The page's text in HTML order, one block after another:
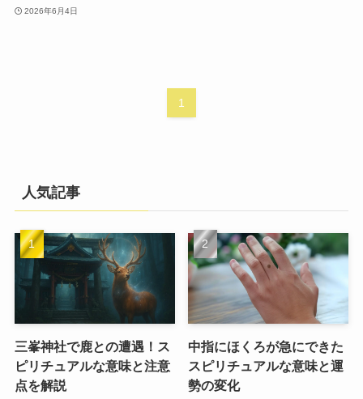
2026年6月4日
1
人気記事
三峯神社で鹿との遭遇！ス
ピリチュアルな意味と注意
点を解説
中指にほくろが急にできた
スピリチュアルな意味と運
勢の変化